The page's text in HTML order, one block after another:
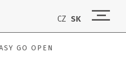
CZ SK
GO OPEN